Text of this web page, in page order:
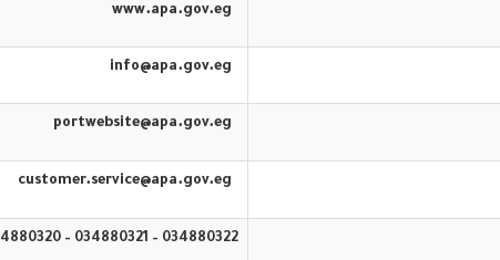
034880322 – 034880321 – 034880320 – 16583